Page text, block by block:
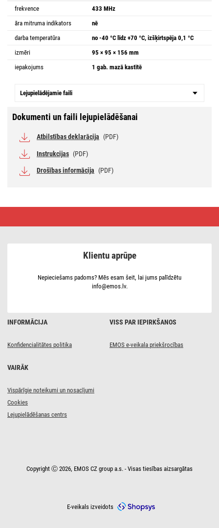
frekvence
433 MHz
āra mitruma indikators
nē
darba temperatūra
no -40 °C līdz +70 °C, izšķirtspēja 0,1 °C
izmēri
95 × 95 × 156 mm
iepakojums
1 gab. mazā kastītē
Lejupielādējamie faili
Dokumenti un faili lejupielādēšanai
Atbilstības deklarācija (PDF)
Instrukcijas (PDF)
Drošības informācija (PDF)
INFORMĀCIJA
Konfidencialitātes politika
VISS PAR IEPIRKŠANOS
EMOS e-veikala priekšrocības
VAIRĀK
Vispārīgie noteikumi un nosacījumi
Cookies
Lejupielādēšanas centrs
Klientu aprūpe
Nepieciešams padoms? Mēs esam šeit, lai jums palīdzētu
info@emos.lv.
Copyright Ⓒ 2026, EMOS CZ group a.s. - Visas tiesības aizsargātas
E-veikals izveidots